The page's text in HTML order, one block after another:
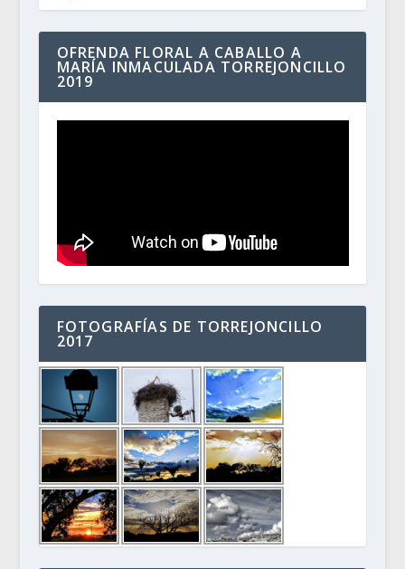
OFRENDA FLORAL A CABALLO A
MARÍA INMACULADA TORREJONCILLO
2019
FOTOGRAFÍAS DE TORREJONCILLO
2017